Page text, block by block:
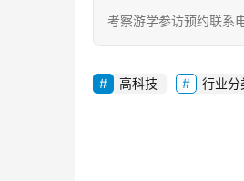
考察游学参访预约联
高科技 行业分